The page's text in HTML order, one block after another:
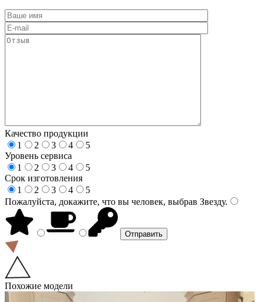
Качество продукции
1
2 3 4
5
Уровень сервиса
1
2 3 4
5
Срок изготовления
1
2 3 4
5
Пожалуйста, докажите, что вы человек, выбрав Звезду.
Похожие модели